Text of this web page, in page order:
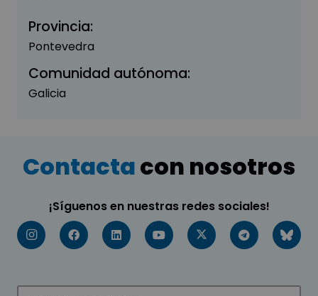
Provincia:
Pontevedra
Comunidad autónoma:
Galicia
Contactacon nosotros
¡Síguenos en nuestras redes sociales!